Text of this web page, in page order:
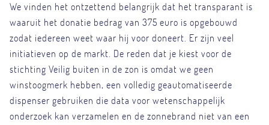
We vinden het ontzettend belangrijk dat het transparant is
waaruit het donatie bedrag van 375 euro is opgebouwd
zodat iedereen weet waar hij voor doneert. Er zijn veel
initiatieven op de markt. De reden dat je kiest voor de
stichting Veilig buiten in de zon is omdat we geen
winstoogmerk hebben, een volledig geautomatiseerde
dispenser gebruiken die data voor wetenschappelijk
onderzoek kan verzamelen en de zonnebrand niet van een